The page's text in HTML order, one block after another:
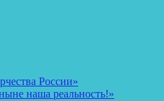
России»
наша реальность!»